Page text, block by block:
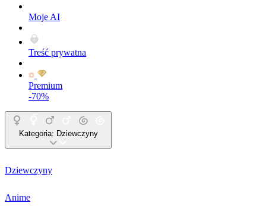
Moje AI
Treść prywatna
Premium
-70%
Kategoria: Dziewczyny
Dziewczyny
Anime